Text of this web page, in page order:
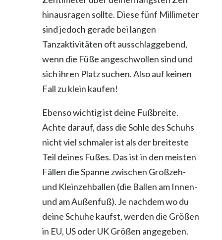
hinausragen sollte. Diese fünf Millimeter
sind jedoch gerade bei langen
Tanzaktivitäten oft ausschlaggebend,
wenn die Füße angeschwollen sind und
sich ihren Platz suchen. Also auf keinen
Fall zu klein kaufen!
Ebenso wichtig ist deine Fußbreite.
Achte darauf, dass die Sohle des Schuhs
nicht viel schmaler ist als der breiteste
Teil deines Fußes. Das ist in den meisten
Fällen die Spanne zwischen Großzeh-
und Kleinzehballen (die Ballen am Innen-
und am Außenfuß). Je nachdem wo du
deine Schuhe kaufst, werden die Größen
in EU, US oder UK Größen angegeben.